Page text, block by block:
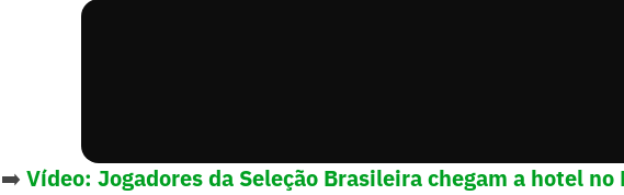
➡️ Vídeo: Jogadores da Seleção Brasileira chegam a hotel no